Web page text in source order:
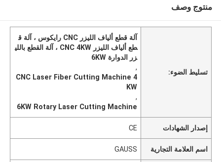
منتوج وصف
تسليط الضوء:
آلة قطع ألياف الليزر CNC رايكوس ، آلة ق
طع ألياف الليزر CNC 4KW ، آلة القطع باللي
زر الدوارة 6KW
,
CNC Laser Fiber Cutting Machine 4
KW
,
6KW Rotary Laser Cutting Machine
إصدار الشهادات CE
اسم العلامة التجارية GAUSS